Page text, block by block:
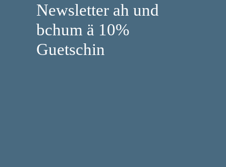
Newsletter ah und
bchum ä 10%
Guetschin